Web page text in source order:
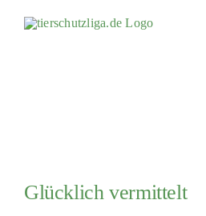
Glücklich vermittelt